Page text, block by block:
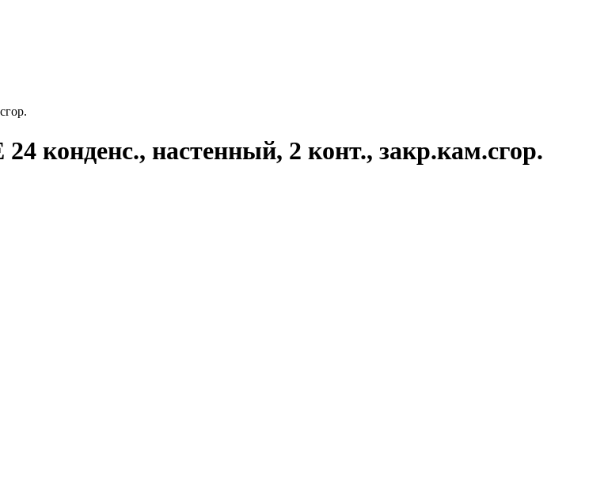
конденс., настенный, 2 конт., закр.кам.сгор.